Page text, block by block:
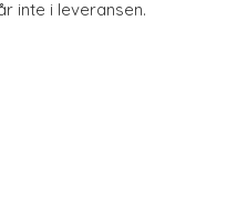
inte i leveransen.